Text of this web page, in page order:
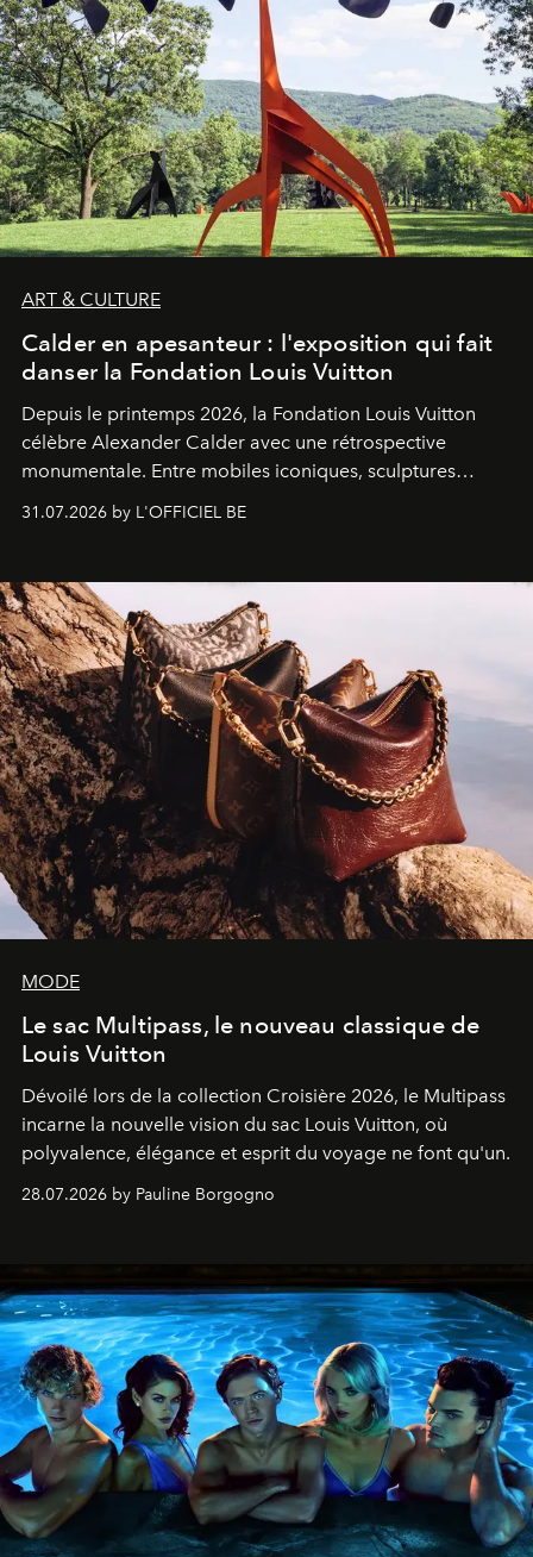
ART & CULTURE
Calder en apesanteur : l'exposition qui fait
danser la Fondation Louis Vuitton
Depuis le printemps 2026, la Fondation Louis Vuitton
célèbre Alexander Calder avec une rétrospective
monumentale. Entre mobiles iconiques, sculptures
monumentales et poésie du mouvement, l'artiste
américain investit les espaces imaginés par Frank Gehry
sculpture.
31.07.2026 by L'OFFICIEL BE
MODE
Le sac Multipass, le nouveau classique de
Louis Vuitton
Dévoilé lors de la collection Croisière 2026, le Multipass
incarne la nouvelle vision du sac Louis Vuitton, où
polyvalence, élégance et esprit du voyage ne font qu'un.
28.07.2026 by Pauline Borgogno